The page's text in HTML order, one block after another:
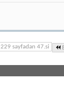
229 sayfadan 47.si